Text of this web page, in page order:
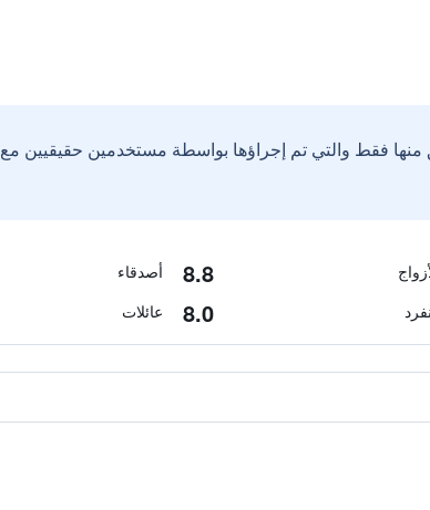
فقط والتي تم إجراؤها بواسطة مستخدمين حقيقيين مع
8.8 أصدقاء
8.0 عائلات